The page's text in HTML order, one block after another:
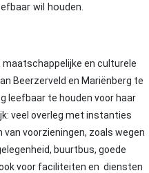
wil houden.
maatschappelijke en culturele
Beerzerveld en Mariënberg te
leefbaar te houden voor haar
veel overleg met instanties
voorzieningen, zoals wegen
buurtbus, goede
voor faciliteiten en diensten